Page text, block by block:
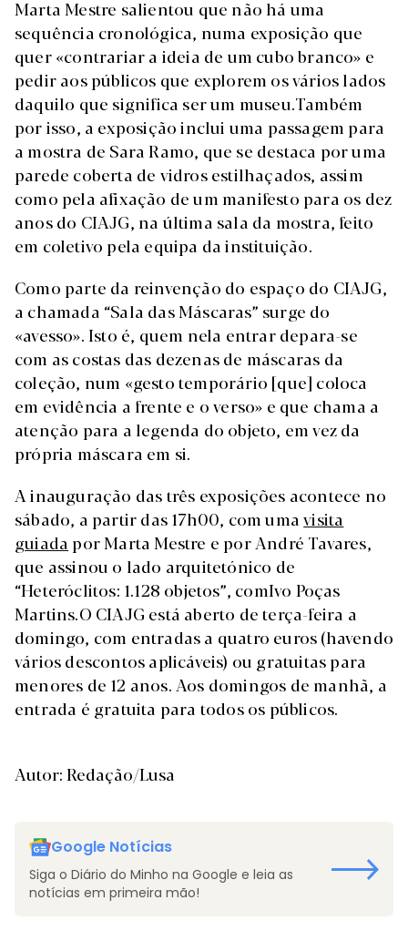
Marta Mestre salientou que não há uma
sequência cronológica, numa exposição que
quer «contrariar a ideia de um cubo branco» e
pedir aos públicos que explorem os vários lados
daquilo que significa ser um museu.Também
por isso, a exposição inclui uma passagem para
a mostra de Sara Ramo, que se destaca por uma
parede coberta de vidros estilhaçados, assim
como pela afixação de um manifesto para os dez
anos do CIAJG, na última sala da mostra, feito
em coletivo pela equipa da instituição.
Como parte da reinvenção do espaço do CIAJG,
a chamada “Sala das Máscaras” surge do
«avesso». Isto é, quem nela entrar depara-se
com as costas das dezenas de máscaras da
coleção, num «gesto temporário [que] coloca
em evidência a frente e o verso» e que chama a
atenção para a legenda do objeto, em vez da
própria máscara em si.
A inauguração das três exposições acontece no
sábado, a partir das 17h00, com umavisita
guiada por Marta Mestre e por André Tavares,
que assinou o lado arquitetónico de
“Heteróclitos: 1.128 objetos”, comIvo Poças
Martins.O CIAJG está aberto de terça-feira a
domingo, com entradas a quatro euros (havendo
vários descontos aplicáveis) ou gratuitas para
menores de 12 anos. Aos domingos de manhã, a
entrada é gratuita para todos os públicos.
Autor: Redação/Lusa
Google Notícias
Siga o Diário do Minho na Google e leia as
notícias em primeira mão!